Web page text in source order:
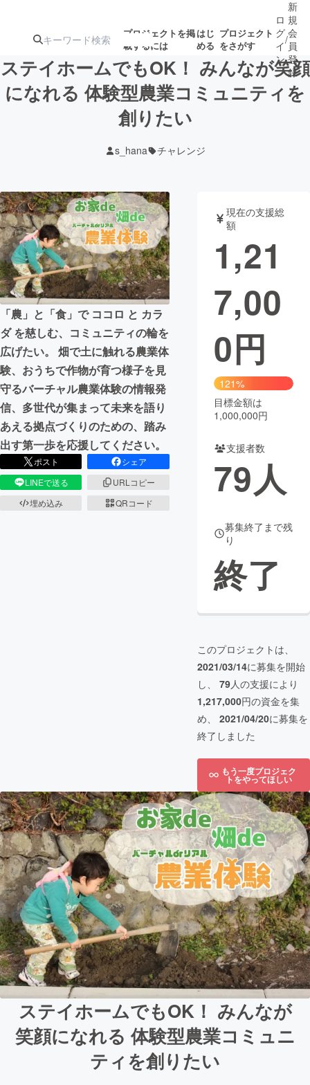
プロジェクトを掲
載するには
はじ
める
プロジェクト
をさがす
注目の新着プロ募集終了が近いプ
テクノロジー・ガジェット
映像・映画 書籍・雑誌
ビジネス・起業 チャレンジ
まちづくり・地域活性化
CAMPFIRE for Social Good
CAMPFIRE Creation
CAMPFIREふるさと納税 machi-ya コミュニティ
ロ
グ
イ
ン
/
新
規
会
員
登
録
ステイホームでもOK！ みんなが笑顔
になれる 体験型農業コミュニティを
創りたい
s_hana チャレンジ
「農」と「食」で ココロ と カラ
ダ を慈しむ、コミュニティの輪を
広げたい。 畑で土に触れる農業体
験、おうちで作物が育つ様子を見
守るバーチャル農業体験の情報発
信、多世代が集まって未来を語り
あえる拠点づくりのための、踏み
出す第一歩を応援してください。
ポスト
シェア
LINEで送る
URLコピー
埋め込み
QRコード
現在の支援総
額
1,21
7,00
0円
121%
目標金額は
1,000,000円
支援者数
79人
募集終了まで残
り
終了
このプロジェクトは、
2021/03/14に募集を開始
し、 79人の支援により
1,217,000円の資金を集
め、 2021/04/20に募集を
終了しました
もう一度プロジェク
トをやってほしい
ステイホームでもOK！ みんなが
笑顔になれる 体験型農業コミュニ
ティを創りたい